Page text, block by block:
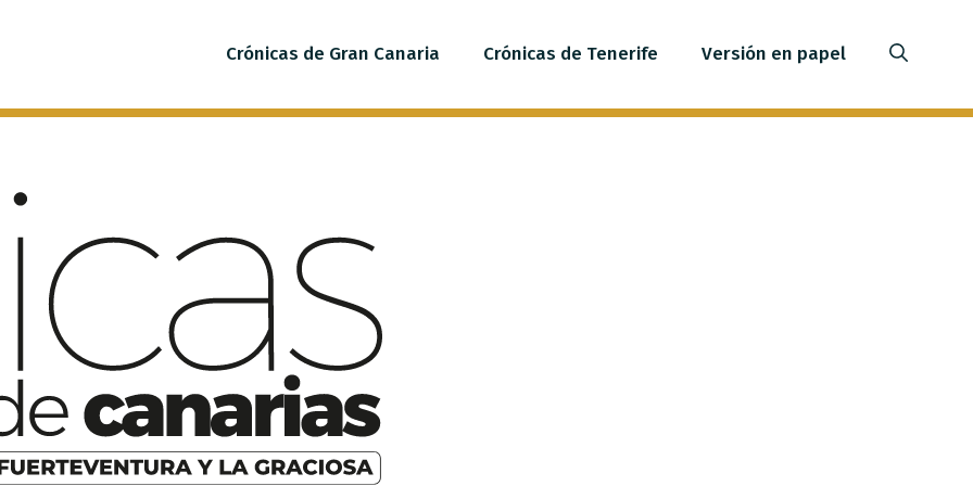
Crónicas de Gran Canaria Crónicas de Tenerife Versión en papel